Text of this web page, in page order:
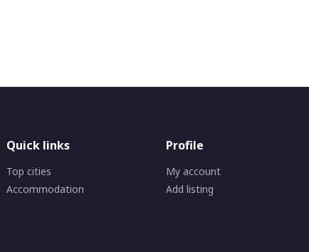
Quick links
Top cities
Accommodation
Profile
My account
Add listing